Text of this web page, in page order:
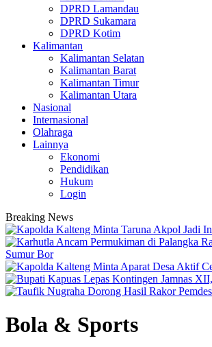
DPRD Lamandau
DPRD Sukamara
DPRD Kotim
Kalimantan
Kalimantan Selatan
Kalimantan Barat
Kalimantan Timur
Kalimantan Utara
Nasional
Internasional
Olahraga
Lainnya
Ekonomi
Pendidikan
Hukum
Login
Breaking News
Sumur Bor
Bola & Sports